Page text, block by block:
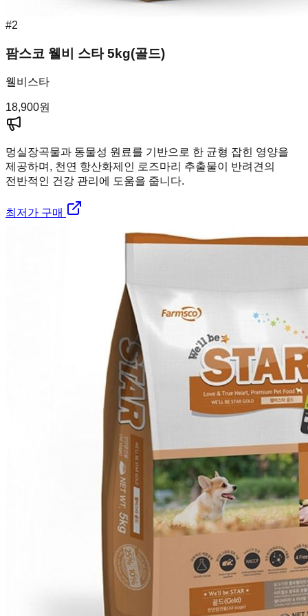
#2
팜스코 웰비 스타 5kg(골드)
웰비스타
18,900원
멍실장곡물과 동물성 원료를 기반으로 한 균형 잡힌 영양을
제공하며, 천연 항산화제인 로즈마리 추출물이 반려견의
전반적인 건강 관리에 도움을 줍니다.
최저가 구매